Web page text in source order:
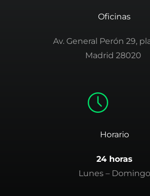
Oficinas
Av. General Perón 29,
Madrid 28020
Horario
24 horas
Lunes – Domingo